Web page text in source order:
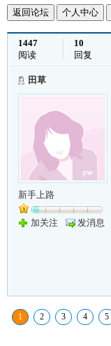
返回论坛 个人中心
1447
阅读
10
回复
田草
新手上路
加关注 发消息
1 2 3 4 5